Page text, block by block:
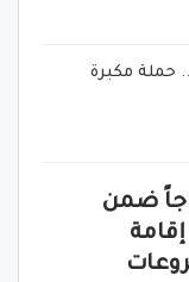
حملة مكبرة
احتياجاً ضمن